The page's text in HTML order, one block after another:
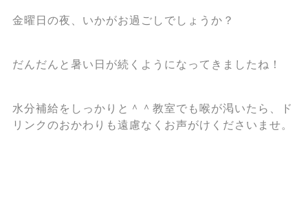
金曜日の夜、いかがお過ごしでしょうか？
だんだんと暑い日が続くようになってきましたね！
水分補給をしっかりと＾＾教室でも喉が渇いたら、ド
リンクのおかわりも遠慮なくお声がけくださいませ。